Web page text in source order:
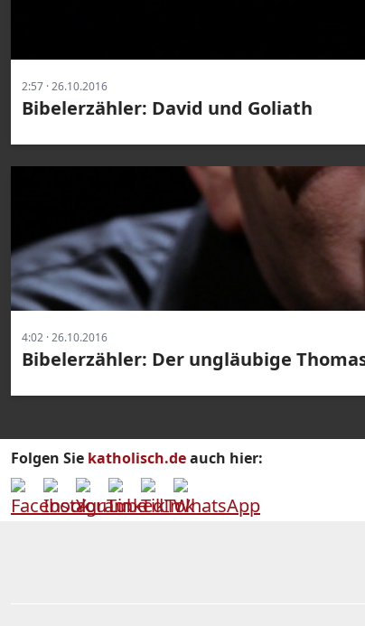
2:57 · 26.10.2016
Bibelerzähler: David und Goliath
4:02 · 26.10.2016
Bibelerzähler: Der ungläubige
Folgen Sie katholisch.deauch hier: